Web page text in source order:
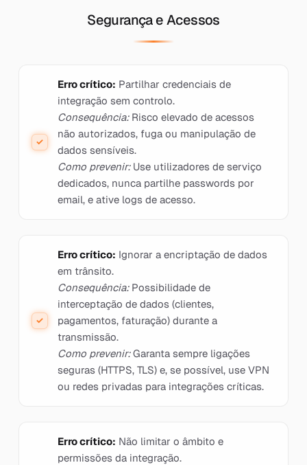
Segurança e Acessos
Erro crítico: Partilhar credenciais de
integração sem controlo.
Consequência:Risco elevado de acessos
não autorizados, fuga ou manipulação de
dados sensíveis.
Como prevenir:Use utilizadores de serviço
dedicados, nunca partilhe passwords por
email, e ative logs de acesso.
Erro crítico: Ignorar a encriptação de dados
em trânsito.
Consequência:Possibilidade de
interceptação de dados (clientes,
pagamentos, faturação) durante a
transmissão.
Como prevenir:Garanta sempre ligações
seguras (HTTPS, TLS) e, se possível, use VPN
ou redes privadas para integrações críticas.
Erro crítico: Não limitar o âmbito e
permissões da integração.